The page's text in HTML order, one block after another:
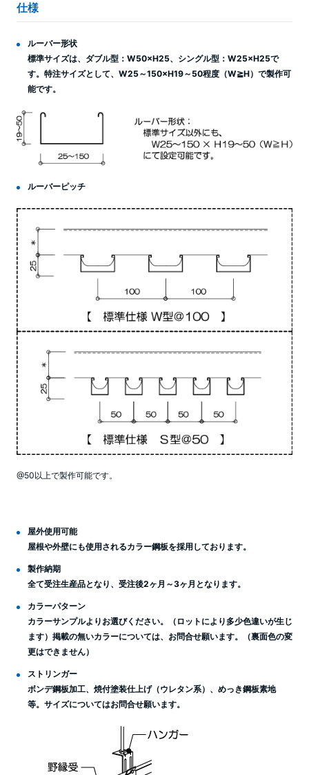
仕様
ルーバー形状
標準サイズは、ダブル型：W50×H25、シングル型：W25×H25で
す。特注サイズとして、W25～150×H19～50程度（W≧H）で製作可
能です。
ルーバーピッチ
@50以上で製作可能です。
屋外使用可能
屋根や外壁にも使用されるカラー鋼板を採用しております。
製作納期
全て受注生産品となり、受注後2ヶ月～3ヶ月となります。
カラーパターン
カラーサンプルよりお選びください。（ロットにより多少色違いが生じ
ます）掲載の無いカラーについては、お問合せ願います。（裏面色の変
更はできません）
ストリンガー
ボンデ鋼板加工、焼付塗装仕上げ（ウレタン系）、めっき鋼板素地
等。サイズについてはお問合せ願います。